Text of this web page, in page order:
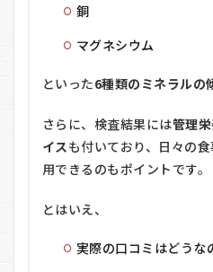
銅
マグネシウム
といった6種類のミネラルの
さらに、検査結果には管理
イスも付いており、日々の
用できるのもポイントです。
とはいえ、
実際の口コミはどうな